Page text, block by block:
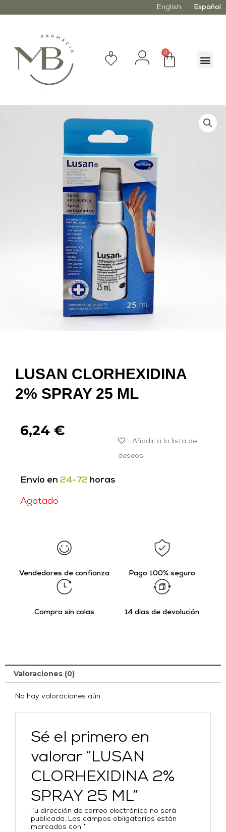
English Español
0
LUSAN CLORHEXIDINA
2% SPRAY 25 ML
6,24 €
Añadir a la lista de
deseos
Envío en 24-72 horas
Agotado
Vendedores de confianza Pago 100% seguro
Compra sin colas 14 días de devolución
Valoraciones (0)
No hay valoraciones aún.
Sé el primero en
valorar “LUSAN
CLORHEXIDINA 2%
SPRAY 25 ML”
Tu dirección de correo electrónico no será
publicada. Los campos obligatorios están
marcados con*